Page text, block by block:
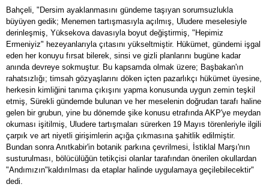
Bahçeli, "Dersim ayaklanmasını gündeme taşıyan sorumsuzlukla
büyüyen gedik; Menemen tartışmasıyla açılmış, Uludere meselesiyle
derinleşmiş, Yüksekova davasıyla boyut değiştirmiş, "Hepimiz
Ermeniyiz" hezeyanlarıyla çıtasını yükseltmiştir. Hükümet, gündemi işgal
eden her konuyu fırsat bilerek, sinsi ve gizli planlarını bugüne kadar
anında devreye sokmuştur. Bu kapsamda olmak üzere; Başbakan'ın
rahatsızlığı; timsah gözyaşlarını döken içten pazarlıkçı hükümet üyesine,
herkesin kimliğini tanıma çıkışını yapma konusunda uygun zemin teşkil
etmiş, Sürekli gündemde bulunan ve her meselenin doğrudan tarafı haline
gelen bir grubun, yine bu dönemde şike konusu etrafında AKP'ye meydan
okuması işitilmiş, Uludere tartışmaları sürerken 19 Mayıs törenleriyle ilgili
çarpık ve art niyetli girişimlerin açığa çıkmasına şahitlik edilmiştir.
Bundan sonra Anıtkabir'in botanik parkına çevrilmesi, İstiklal Marşı'nın
susturulması, bölücülüğün tetikçisi olanlar tarafından önerilen okullardan
"Andımızın"kaldırılması da etaplar halinde uygulamaya geçilebilecektir"
dedi.